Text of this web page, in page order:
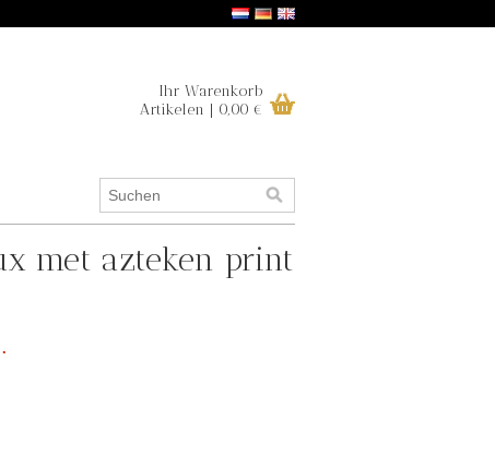
Ihr Warenkorb
Artikelen | 0,00 €
met azteken print